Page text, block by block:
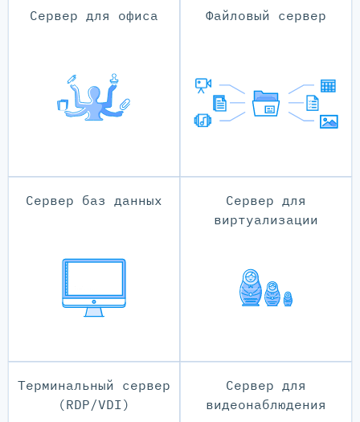
Сервер для офиса Файловый сервер
Сервер баз данных
Сервер для
виртуализации
Терминальный сервер
(RDP/VDI)
Сервер для
видеонаблюдения